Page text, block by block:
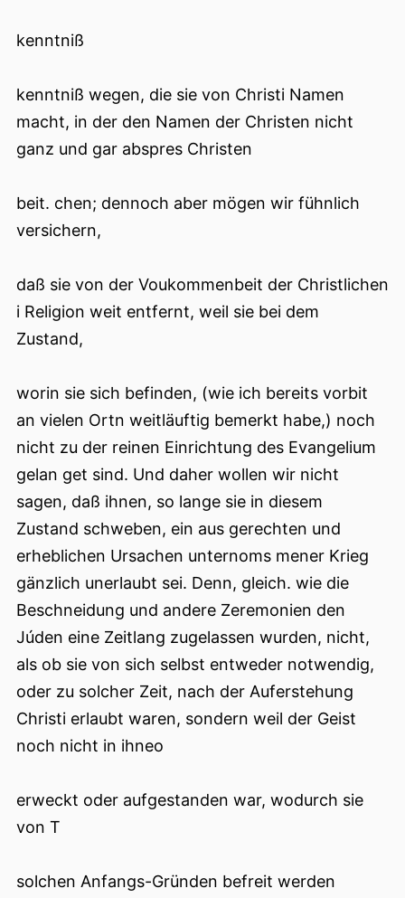
kenntniß
kenntniß wegen, die sie von Christi Namen
macht, in der den Namen der Christen nicht
ganz und gar abspres Christen
beit. chen; dennoch aber mögen wir fühnlich
versichern,
daß sie von der Voukommenbeit der Christlichen
i Religion weit entfernt, weil sie bei dem
Zustand,
worin sie sich befinden, (wie ich bereits vorbit
an vielen Ortn weitläuftig bemerkt habe,) noch
nicht zu der reinen Einrichtung des Evangelium
gelan get sind. Und daher wollen wir nicht
sagen, daß ihnen, so lange sie in diesem
Zustand schweben, ein aus gerechten und
erheblichen Ursachen unternoms mener Krieg
gänzlich unerlaubt sei. Denn, gleich. wie die
Beschneidung und andere Zeremonien den
Júden eine Zeitlang zugelassen wurden, nicht,
als ob sie von sich selbst entweder notwendig,
oder zu solcher Zeit, nach der Auferstehung
Christi erlaubt waren, sondern weil der Geist
noch nicht in ihneo
erweckt oder aufgestanden war, wodurch sie
von T
solchen Anfangs-Gründen befreit werden